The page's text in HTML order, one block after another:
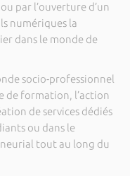
par l’ouverture d’un
numériques la
dans le monde de
socio-professionnel
de formation, l’action
de services dédiés
ou dans le
tout au long du